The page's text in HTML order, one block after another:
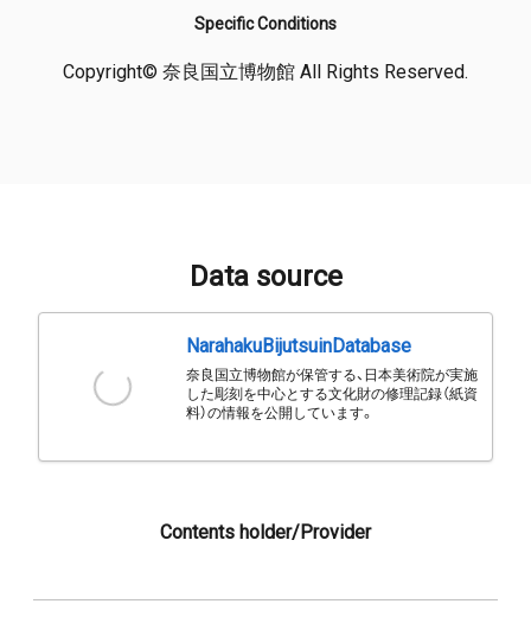
Specific Conditions
Copyright© 奈良国立博物館 All Rights Reserved.
Data source
NarahakuBijutsuinDatabase
奈良国立博物館が保管する、日本美術院が実施
した彫刻を中心とする文化財の修理記録（紙資
料）の情報を公開しています。
Contents holder/Provider